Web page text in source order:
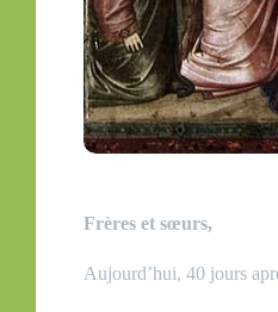
Frères et sœurs,
Aujourd’hui, 40 jours